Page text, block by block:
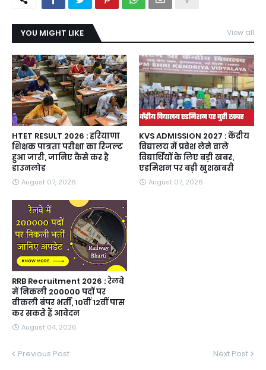
YOU MIGHT LIKE View all
HTET RESULT 2026 : हरियाणा
शिक्षक पात्रता परीक्षा का रिजल्ट
हुआ जारी, जानिए कैसे कर है
डाउनलोड
August 07, 2026
KVS ADMISSION 2027 : केंद्रीय
विद्यालय में प्रवेश लेने वाले
विद्यार्थियों के लिए बड़ी खबर,
एडमिशन पर बड़ी खुशखबरी
August 07, 2026
RRB Recruitment 2026 : रेलवे
में निकली 200000 पदों पर
वीकली बंपर भर्ती, 10वीं 12वीं पास
कर सकते हैं आवेदन
August 04, 2026
Previous Post Next Post